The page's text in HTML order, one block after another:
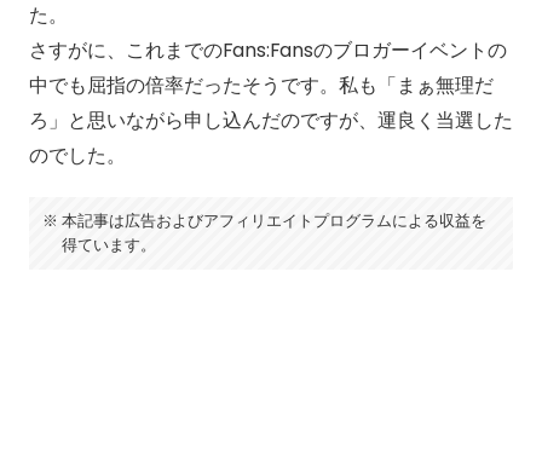
た。
さすがに、これまでのFans:Fansのブロガーイベントの
中でも屈指の倍率だったそうです。私も「まぁ無理だ
ろ」と思いながら申し込んだのですが、運良く当選した
のでした。
本記事は広告およびアフィリエイトプログラムによる収益を
得ています。